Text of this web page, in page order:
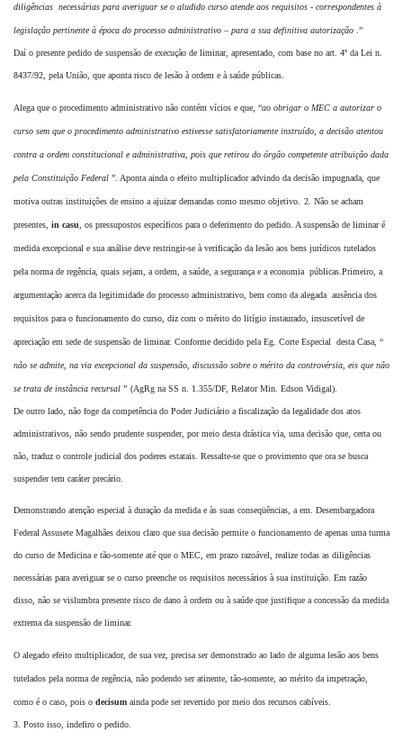
diligências necessárias para averiguar se o aludido curso atende aos requisitos - correspondentes à
legislação pertinente à época do processo administrativo – para a sua definitiva autorização .”
Daí o presente pedido de suspensão de execução de liminar, apresentado, com base no art. 4º da Lei n.
8437/92, pela União, que aponta risco de lesão à ordem e à saúde públicas.
Alega que o procedimento administrativo não contém vícios e que, “ao obrigar o MEC a autorizar o
curso sem que o procedimento administrativo estivesse satisfatoriamente instruído, a decisão atentou
contra a ordem constitucional e administrativa, pois que retirou do órgão competente atribuição dada
pela Constituição Federal ”. Aponta ainda o efeito multiplicador advindo da decisão impugnada, que
motiva outras instituições de ensino aajuizar demandas como mesmo objetivo. 2. Não se acham
presentes, in casu, os pressupostos específicos para o deferimento do pedido. A suspensão de liminar é
medida excepcional e sua análise deve restringir-se àverificação da lesão aos bens jurídicos tutelados
pela norma de regência, quais sejam, aordem, a saúde, a segurança e a economia públicas.Primeiro, a
argumentação acerca da legitimidade do processo administrativo, bem como da alegada ausência dos
requisitos para o funcionamento do curso, diz com o mérito do litígio instaurado, insuscetível de
apreciação em sede de suspensão de liminar. Conforme decidido pela Eg. Corte Especial desta Casa, “
não se admite, na via excepcional da suspensão, discussão sobre o mérito da controvérsia, eis que não
se trata de instância recursal ” (AgRg na SS n. 1.355/DF, Relator Min. Edson Vidigal).
De outro lado, não foge da competência do Poder Judiciário a fiscalização da legalidade dos atos
administrativos, não sendo prudente suspender, por meio desta drástica via, umadecisão que, certa ou
não, traduz o controle judicial dos poderes estatais. Ressalte-se que o provimento que ora se busca
suspender tem caráter precário.
Demonstrando atenção especial à duração da medida e às suas conseqüências, a em. Desembargadora
Federal Assusete Magalhães deixou claro que sua decisão permite o funcionamento de apenas uma turma
do curso de Medicina e tão-somente até que o MEC, em prazo razoável, realize todas as diligências
necessárias para averiguar se o curso preenche os requisitos necessários à sua instituição. Em razão
disso, não se vislumbra presente risco de dano à ordem ou à saúde que justifique a concessão da medida
extrema da suspensão de liminar.
O alegado efeito multiplicador, de sua vez, precisa ser demonstrado ao lado de algumalesão aos bens
tutelados pela norma de regência, não podendo ser atinente, tão-somente, ao mérito da impetração,
como é o caso, pois o decisum ainda pode ser revertido por meio dos recursos cabíveis.
3. Posto isso, indefiro o pedido.